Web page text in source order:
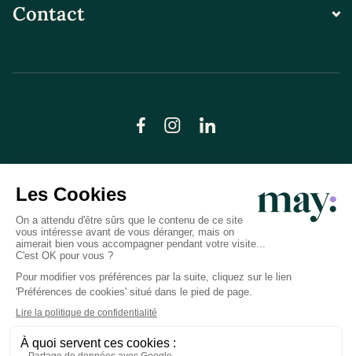
Contact
© LN CARE 2026
Politique de confidentialité
Conditions générales d’utilisation
Plan du site
Crédits photos